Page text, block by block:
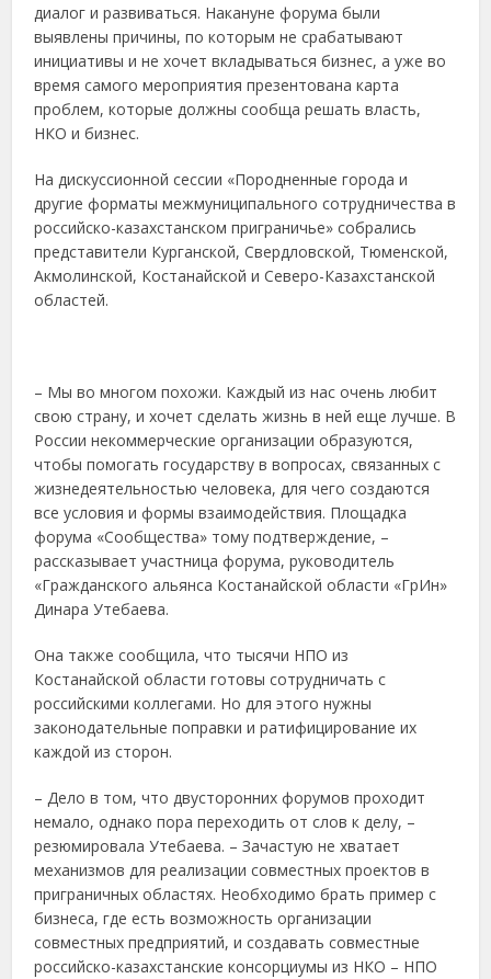
диалог и развиваться. Накануне форума были
выявлены причины, по которым не срабатывают
инициативы и не хочет вкладываться бизнес, а уже во
время самого мероприятия презентована карта
проблем, которые должны сообща решать власть,
НКО и бизнес.
На дискуссионной сессии «Породненные города и
другие форматы межмуниципального сотрудничества в
российско-казахстанском приграничье» собрались
представители Курганской, Свердловской, Тюменской,
Акмолинской, Костанайской и Северо-Казахстанской
областей.
– Мы во многом похожи. Каждый из нас очень любит
свою страну, и хочет сделать жизнь в ней еще лучше. В
России некоммерческие организации образуются,
чтобы помогать государству в вопросах, связанных с
жизнедеятельностью человека, для чего создаются
все условия и формы взаимодействия. Площадка
форума «Сообщества» тому подтверждение, –
рассказывает участница форума, руководитель
«Гражданского альянса Костанайской области «ГрИн»
Динара Утебаева.
Она также сообщила, что тысячи НПО из
Костанайской области готовы сотрудничать с
российскими коллегами. Но для этого нужны
законодательные поправки и ратифицирование их
каждой из сторон.
– Дело в том, что двусторонних форумов проходит
немало, однако пора переходить от слов к делу, –
резюмировала Утебаева. – Зачастую не хватает
механизмов для реализации совместных проектов в
приграничных областях. Необходимо брать пример с
бизнеса, где есть возможность организации
совместных предприятий, и создавать совместные
российско-казахстанские консорциумы из НКО – НПО